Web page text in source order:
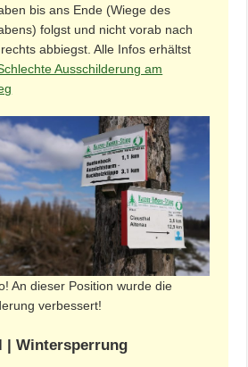
bis ans Ende (Wiege des
folgst und nicht vorab nach
abbiegst. Alle Infos erhältst
Ausschilderung am
An dieser Position wurde die
verbessert!
| Wintersperrung